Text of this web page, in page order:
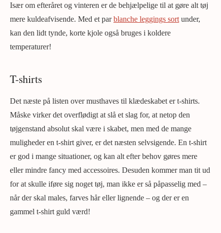
Især om efteråret og vinteren er de behjælpelige til at gøre alt tøj
mere kuldeafvisende. Med et parblanche leggings sort under,
kan den lidt tynde, korte kjole også bruges i koldere
temperaturer!
T-shirts
Det næste på listen over musthaves til klædeskabet er t-shirts.
Måske virker det overflødigt at slå et slag for, at netop den
tøjgenstand absolut skal være i skabet, men med de mange
muligheder en t-shirt giver, er det næsten selvsigende. En t-shirt
er god i mange situationer, og kan alt efter behov gøres mere
eller mindre fancy med accessoires. Desuden kommer man tit ud
for at skulle iføre sig noget tøj, man ikke er så påpasselig med –
når der skal males, farves hår eller lignende – og der er en
gammel t-shirt guld værd!